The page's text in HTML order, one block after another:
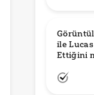
ile
Ettiğini